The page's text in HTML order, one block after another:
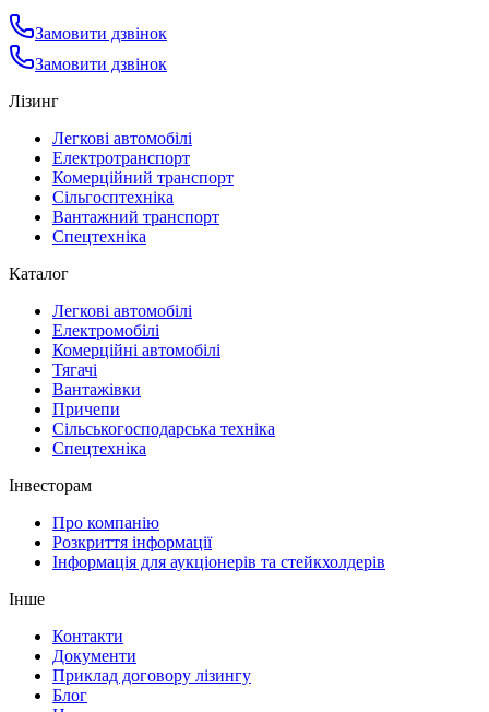
Замовити дзвінок
Замовити дзвінок
Лізинг
Легкові автомобілі
Електротранспорт
Комерційний транспорт
Сільгосптехніка
Вантажний транспорт
Спецтехніка
Каталог
Легкові автомобілі
Електромобілі
Комерційні автомобілі
Тягачі
Вантажівки
Причепи
Сільськогосподарська техніка
Спецтехніка
Інвесторам
Про компанію
Розкриття інформації
Інформація для аукціонерів та стейкхолдерів
Інше
Контакти
Документи
Приклад договору лізингу
Блог